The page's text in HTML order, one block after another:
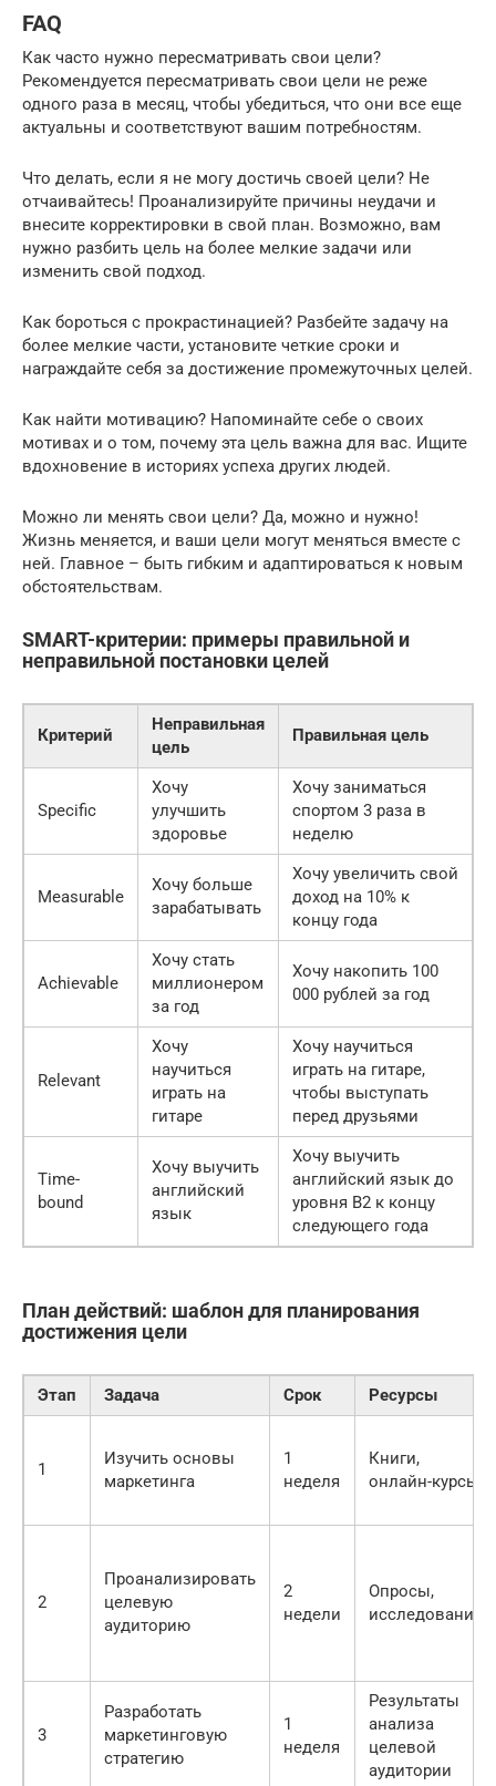
FAQ
Как часто нужно пересматривать свои цели?
Рекомендуется пересматривать свои цели не реже
одного раза в месяц, чтобы убедиться, что они все еще
актуальны и соответствуют вашим потребностям.
Что делать, если я не могу достичь своей цели? Не
отчаивайтесь! Проанализируйте причины неудачи и
внесите корректировки в свой план. Возможно, вам
нужно разбить цель на более мелкие задачи или
изменить свой подход.
Как бороться с прокрастинацией? Разбейте задачу на
более мелкие части, установите четкие сроки и
награждайте себя за достижение промежуточных целей.
Как найти мотивацию? Напоминайте себе о своих
мотивах и о том, почему эта цель важна для вас. Ищите
вдохновение в историях успеха других людей.
Можно ли менять свои цели? Да, можно и нужно!
Жизнь меняется, и ваши цели могут меняться вместе с
ней. Главное – быть гибким и адаптироваться к новым
обстоятельствам.
SMART-критерии: примеры правильной и
неправильной постановки целей
Критерий
Неправильная
цель
Правильная цель
Specific
Хочу
улучшить
здоровье
Хочу заниматься
спортом 3 раза в
неделю
Measurable
Хочу больше
зарабатывать
Хочу увеличить свой
доход на 10% к
концу года
Achievable
Хочу стать
миллионером
за год
Хочу накопить 100
000 рублей за год
Relevant
Хочу
научиться
играть на
гитаре
Хочу научиться
играть на гитаре,
чтобы выступать
перед друзьями
Time-
bound
Хочу выучить
английский
язык
Хочу выучить
английский язык до
уровня B2 к концу
следующего года
План действий: шаблон для планирования
достижения цели
Этап Задача Срок Ресурсы
1
Изучить основы
маркетинга
1
неделя
Книги,
онлайн-курсы
2
Проанализировать
целевую
аудиторию
2
недели
Опросы,
исследования
3
Разработать
маркетинговую
стратегию
1
неделя
Результаты
анализа
целевой
аудитории